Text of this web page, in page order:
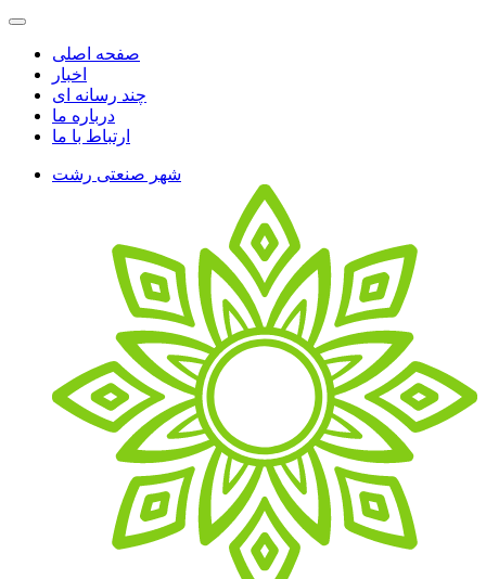
صفحه اصلی
اخبار
چند رسانه ای
درباره ما
ارتباط با ما
شهر صنعتی رشت